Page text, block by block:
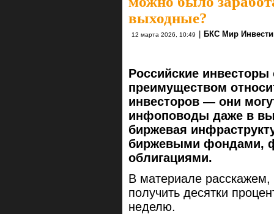
выходные?
12 марта 2026, 10:49 БКС Мир
Российские
преимуществом
инвесторов — они
инфоповоды даже в
биржевая
биржевыми фондами,
облигациями.
В материале расскажем,
получить десятки
неделю.